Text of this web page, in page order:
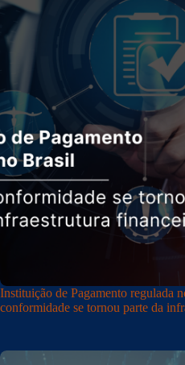
Instituição de Pagamento regulada
conformidade se tornou parte da